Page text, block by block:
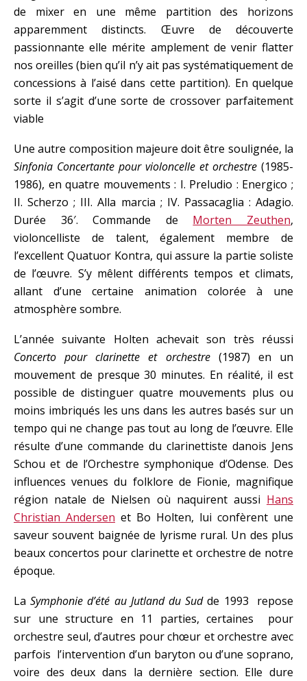
de mixer en une même partition des horizons
apparemment distincts. Œuvre de découverte
passionnante elle mérite amplement de venir flatter
nos oreilles (bien qu’il n’y ait pas systématiquement de
concessions à l’aisé dans cette partition). En quelque
sorte il s’agit d’une sorte de crossover parfaitement
viable
Une autre composition majeure doit être soulignée, la
Sinfonia Concertante pour violoncelle et orchestre (1985-
1986), en quatre mouvements : I. Preludio : Energico ;
II. Scherzo ; III. Alla marcia ; IV. Passacaglia : Adagio.
Durée 36′. Commande de Morten Zeuthen,
violoncelliste de talent, également membre de
l’excellent Quatuor Kontra, qui assure la partie soliste
de l’œuvre. S’y mêlent différents tempos et climats,
allant d’une certaine animation colorée à une
atmosphère sombre.
L’année suivante Holten achevait son très réussi
Concerto pour clarinette et orchestre(1987) en un
mouvement de presque 30 minutes. En réalité, il est
possible de distinguer quatre mouvements plus ou
moins imbriqués les uns dans les autres basés sur un
tempo qui ne change pas tout au long de l’œuvre. Elle
résulte d’une commande du clarinettiste danois Jens
Schou et de l’Orchestre symphonique d’Odense. Des
influences venues du folklore de Fionie, magnifique
région natale de Nielsen où naquirent aussi Hans
Christian Andersen et Bo Holten, lui confèrent une
saveur souvent baignée de lyrisme rural. Un des plus
beaux concertos pour clarinette et orchestre de notre
époque.
LaSymphonie d’été au Jutland du Sudde 1993 repose
sur une structure en 11 parties, certaines pour
orchestre seul, d’autres pour chœur et orchestre avec
parfois l’intervention d’un baryton ou d’une soprano,
voire des deux dans la dernière section. Elle dure